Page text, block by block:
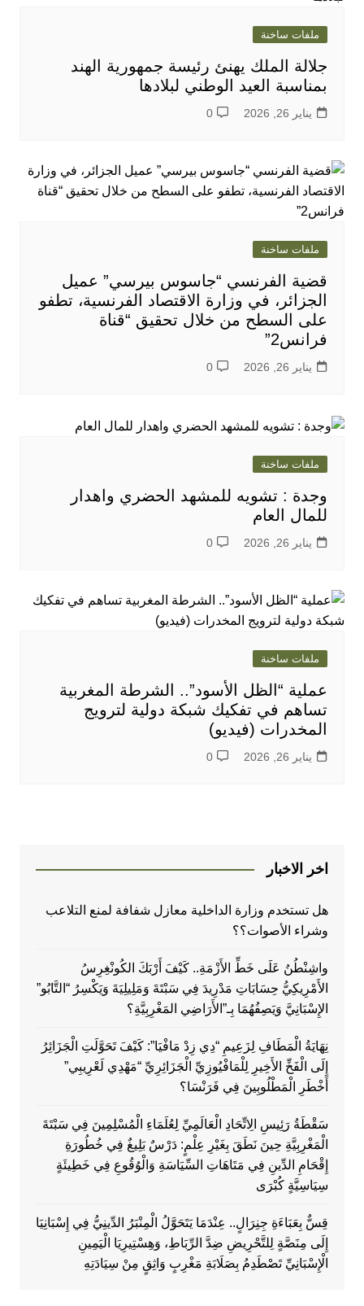
ملفات ساخنة
جلالة الملك يهنئ رئيسة جمهورية الهند
بمناسبة العيد الوطني لبلادها
يناير 26, 2026 0
ملفات ساخنة
قضية الفرنسي “جاسوس بيرسي” عميل
الجزائر، في وزارة الاقتصاد الفرنسية، تطفو
على السطح من خلال تحقيق “قناة
فرانس2”
يناير 26, 2026 0
ملفات ساخنة
وجدة : تشويه للمشهد الحضري واهدار
للمال العام
يناير 26, 2026 0
ملفات ساخنة
عملية “الظل الأسود”.. الشرطة المغربية
تساهم في تفكيك شبكة دولية لترويج
المخدرات (فيديو)
يناير 26, 2026 0
اخر الاخبار
هل تستخدم وزارة الداخلية معازل شفافة لمنع التلاعب
وشراء الأصوات؟؟
واشِنْطُنُ عَلَى خَطِّ الأَزْمَةِ.. كَيْفَ أَرْبَكَ الكُونْغِرِسُ
الأَمْرِيكِيُّ حِسَابَاتِ مَدْرِيدَ فِي سَبْتَةَ وَمَلِيلِيَةَ وَيَكْسِرُ “التَّابُو”
الإِسْبَانِيَّ وَيَصِفُهُمَا بِـ”الأَرَاضِي المَغْرِبِيَّةِ؟
نِهَايَةُ الْمَطَافِ لِزَعِيمِ “دِي زِدْ مَافْيَا”: كَيْفَ تَحَوَّلَتِ الْجَزَائِرُ
إِلَى الْفَخِّ الأَخِيرِ لِلْمَافْيُوزِيِّ الْجَزَائِرِيِّ “مَهْدِي لَعْرِيبِي”
أَخْطَرِ الْمَطْلُوبِينَ فِي فَرَنْسَا؟
سَقْطَةُ رَئِيسِ الِاتِّحَادِ الْعَالَمِيِّ لِعُلَمَاءِ الْمُسْلِمِينَ فِي سَبْتَةَ
الْمَغْرِبِيَّةِ حِينَ نَطَقَ بِغَيْرِ عِلْمٍ: دَرْسٌ بَلِيغٌ فِي خُطُورَةِ
إِقْحَامِ الدِّينِ فِي مَتَاهَاتِ السِّيَاسَةِ وَالْوُقُوعِ فِي خَطِيئَةٍ
سِيَاسِيَّةٍ كُبْرَى
قِسٌّ بِعَبَاءَةِ جِنِرَالٍ.. عِنْدَمَا يَتَحَوَّلُ الْمِنْبَرُ الدِّينِيُّ فِي إِسْبَانِيَا
إِلَى مِنَصَّةٍ لِلتَّحْرِيضِ ضِدَّ الرِّبَاطِ، وَهِسْتِيرِيَا الْيَمِينِ
الْإِسْبَانِيِّ تَصْطَدِمُ بِصَلَابَةِ مَغْرِبٍ وَاثِقٍ مِنْ سِيَادَتِهِ